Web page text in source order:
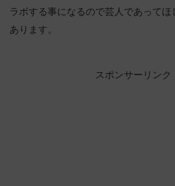
ラボする事になるので芸人であってほ
あります。
スポンサーリンク